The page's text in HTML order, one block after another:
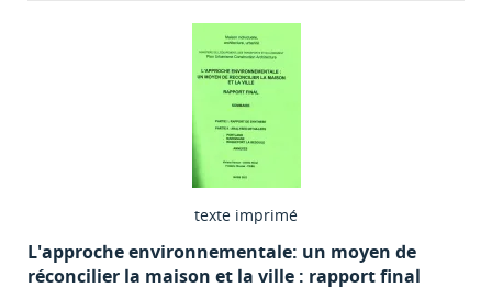
texte imprimé
L'approche environnementale: un moyen de
réconcilier la maison et la ville : rapport final